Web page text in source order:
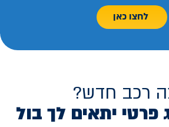
לחצו כאן
רכב חדש?
פרטי יתאים לך בול